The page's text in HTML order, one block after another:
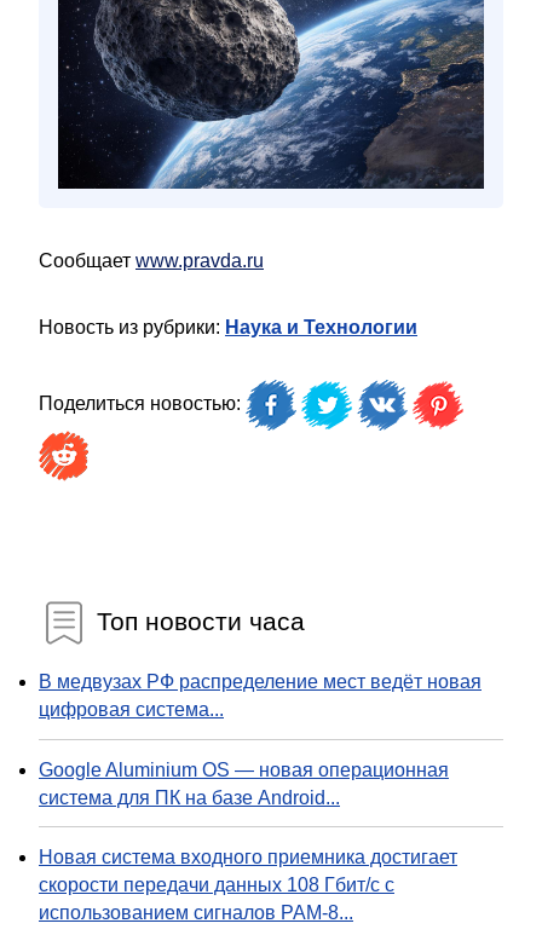
Сообщает www.pravda.ru
Новость из рубрики: Наука и Технологии
Поделиться новостью:
Топ новости часа
В медвузах РФ распределение мест ведёт новая
цифровая система...
Google Aluminium OS — новая операционная
система для ПК на базе Android...
Новая система входного приемника достигает
скорости передачи данных 108 Гбит/с с
использованием сигналов PAM-8...